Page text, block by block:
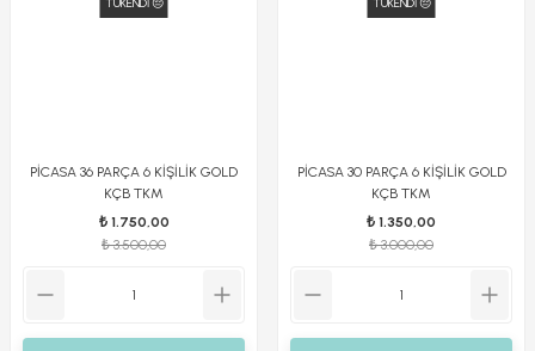
TÜKENDİ 😔
PİCASA 36 PARÇA 6 KİŞİLİK GOLD
KÇB TKM
₺ 1.750,00
₺ 3.500,00
TÜKENDİ 😔
PİCASA 30 PARÇA 6 KİŞİLİK GOLD
KÇB TKM
₺ 1.350,00
₺ 3.000,00